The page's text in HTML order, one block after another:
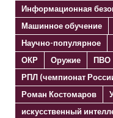
Информационная
Машинное обучение
Научно-популярное
ОКР
Оружие
ПВО
РПЛ (чемпионат
Роман Костомаров
искусственный